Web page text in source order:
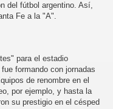
del fútbol argentino. Así,
Fe a la "A".
para el estadio
formando con jornadas
de renombre en el
por ejemplo, y hasta la
su prestigio en el césped